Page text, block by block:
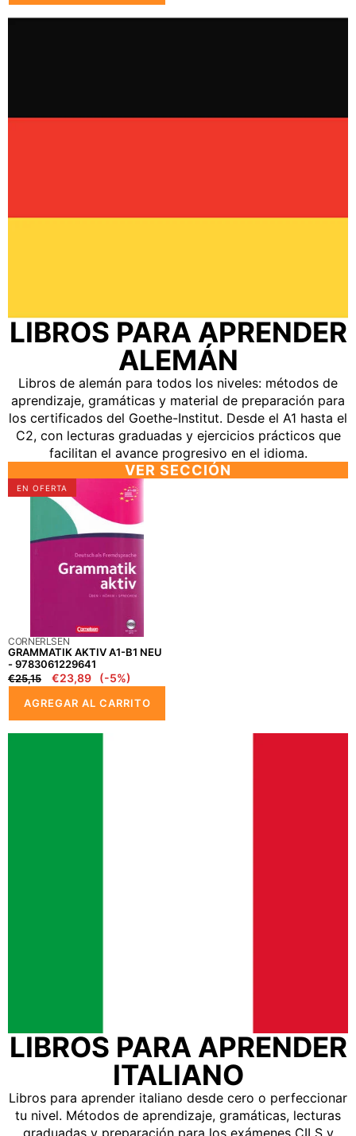
LIBROS PARA APRENDER
ALEMÁN
Libros de alemán para todos los niveles: métodos de
aprendizaje, gramáticas y material de preparación para
los certificados del Goethe-Institut. Desde el A1 hasta el
C2, con lecturas graduadas y ejercicios prácticos que
facilitan el avance progresivo en el idioma.
VER SECCIÓN
GRAMMATIK
9783061229641
EN OFERTA
PROVEEDOR:
CORNERLSEN
GRAMMATIK AKTIV A1-B1 NEU
- 9783061229641
Precio
€25,15
Precio
oferta
€23,89 (-5%)
AGREGAR AL CARRITO
LIBROS PARA APRENDER
ITALIANO
Libros para aprender italiano desde cero o perfeccionar
tu nivel. Métodos de aprendizaje, gramáticas, lecturas